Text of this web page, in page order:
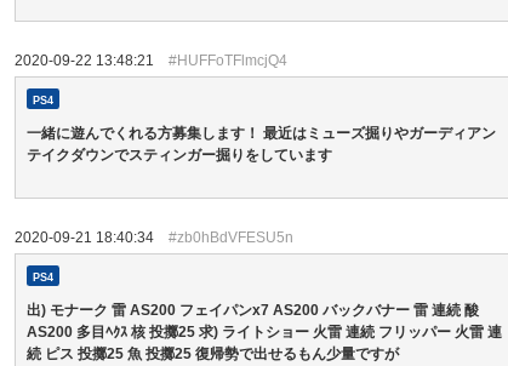
2020-09-22 13:48:21 #HUFFoTFlmcjQ4
PS4
一緒に遊んでくれる方募集します！ 最近はミューズ掘りやガーディアン
テイクダウンでスティンガー掘りをしています
2020-09-21 18:40:34 #zb0hBdVFESU5n
PS4
出) モナーク 雷 AS200 フェイパンx7 AS200 バックバナー 雷 連続 酸
AS200 多目ﾍｸｽ 核 投擲25 求) ライトショー 火雷 連続 フリッパー 火雷 連
続 ピス 投擲25 魚 投擲25 復帰勢で出せるもん少量ですが